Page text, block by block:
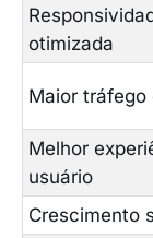
otimizada
Maior tráfego
Melhor
usuário
Crescimento